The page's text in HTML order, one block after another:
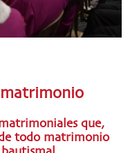
que,
todo matrimonio